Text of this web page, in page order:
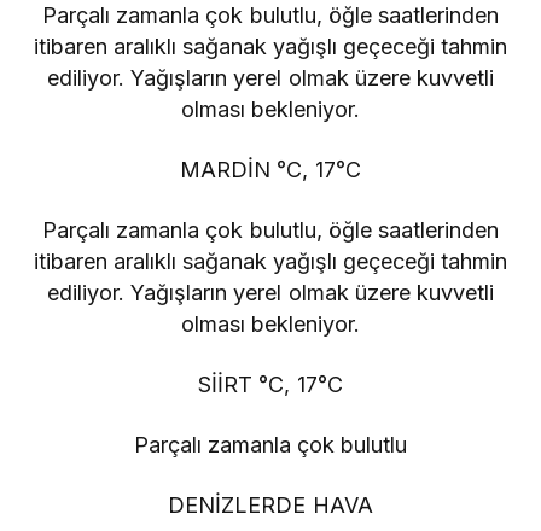
Parçalı zamanla çok bulutlu, öğle saatlerinden
itibaren aralıklı sağanak yağışlı geçeceği tahmin
ediliyor. Yağışların yerel olmak üzere kuvvetli
olması bekleniyor.
MARDİN °C, 17°C
Parçalı zamanla çok bulutlu, öğle saatlerinden
itibaren aralıklı sağanak yağışlı geçeceği tahmin
ediliyor. Yağışların yerel olmak üzere kuvvetli
olması bekleniyor.
SİİRT °C, 17°C
Parçalı zamanla çok bulutlu
DENİZLERDE HAVA